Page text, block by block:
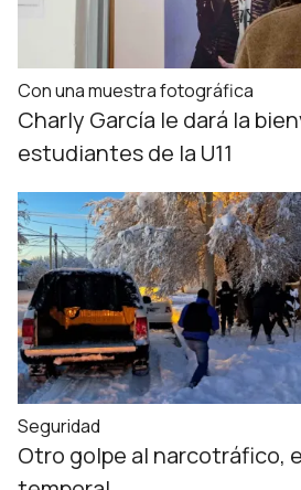
Con una muestra fotográfica
Charly García le dará la
estudiantes de la U11
Seguridad
Otro golpe al narcotráfico,